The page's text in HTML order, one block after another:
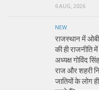
6 AUG, 2026
NEW
राजस्थान में
की ही राजनीति
अध्यक्ष गोविंद
राज और शहरी
जातियों के लोग